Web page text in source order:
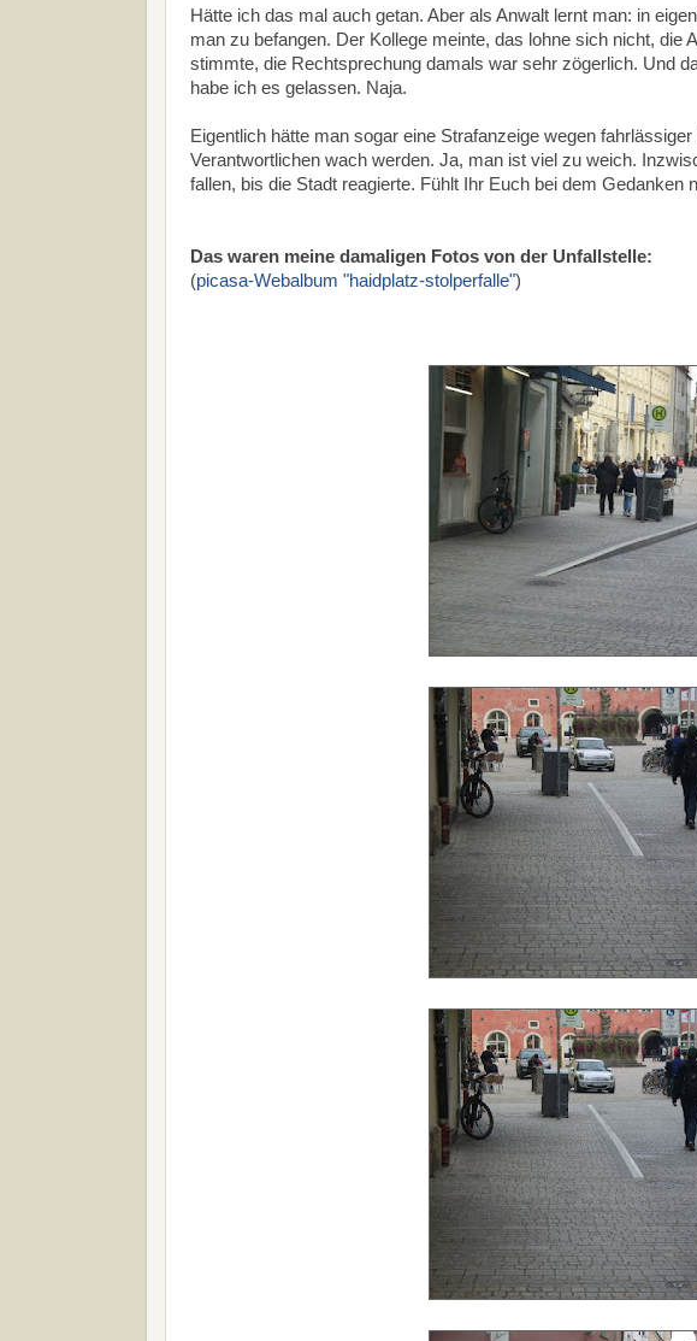
Hätte ich das mal auch getan. Aber als Anwalt lernt man: in
man zu befangen. Der Kollege meinte, das lohne sich nicht, die
stimmte, die Rechtsprechung damals war sehr zögerlich. Und
habe ich es gelassen. Naja.
Eigentlich hätte man sogar eine Strafanzeige wegen
Verantwortlichen wach werden. Ja, man ist viel zu weich.
fallen, bis die Stadt reagierte. Fühlt Ihr Euch bei dem Gedanken
Das waren meine damaligen Fotos von der Unfallstelle:
(picasa-Webalbum "haidplatz-stolperfalle")